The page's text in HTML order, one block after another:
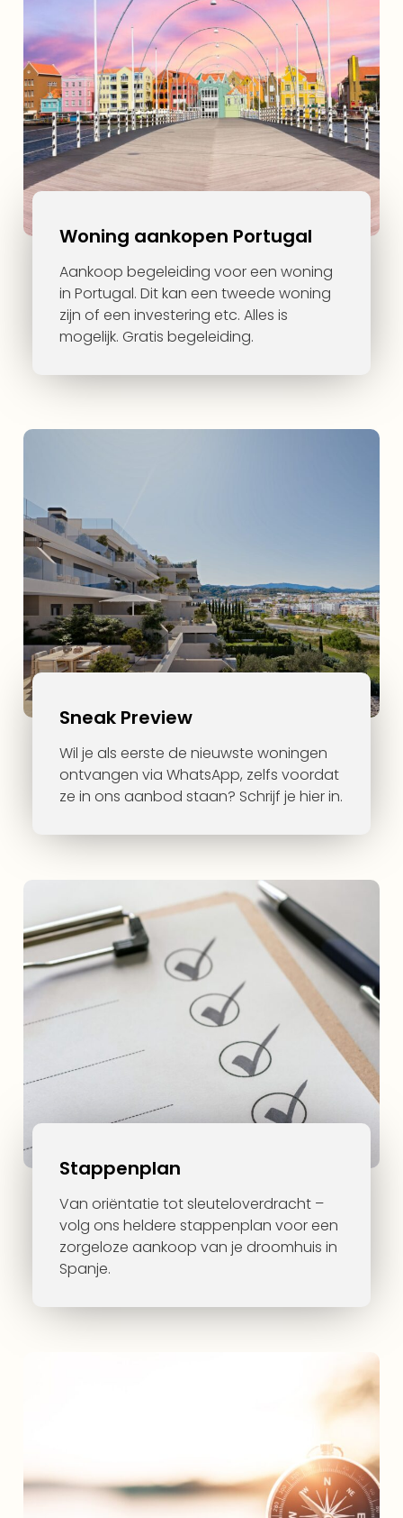
Woning aankopen Portugal
Aankoop begeleiding voor een woning
in Portugal. Dit kan een tweede woning
zijn of een investering etc. Alles is
mogelijk. Gratis begeleiding.
Sneak Preview
Wil je als eerste de nieuwste woningen
ontvangen via WhatsApp, zelfs voordat
ze in ons aanbod staan? Schrijf je hier in.
Stappenplan
Van oriëntatie tot sleuteloverdracht –
volg ons heldere stappenplan voor een
zorgeloze aankoop van je droomhuis in
Spanje.